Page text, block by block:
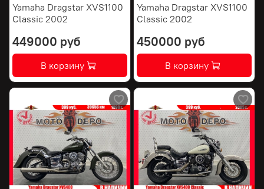
Yamaha Dragstar XVS1100
Classic 2002
449000 руб
В корзину
Yamaha Dragstar XVS1100
Classic 2002
450000 руб
В корзину